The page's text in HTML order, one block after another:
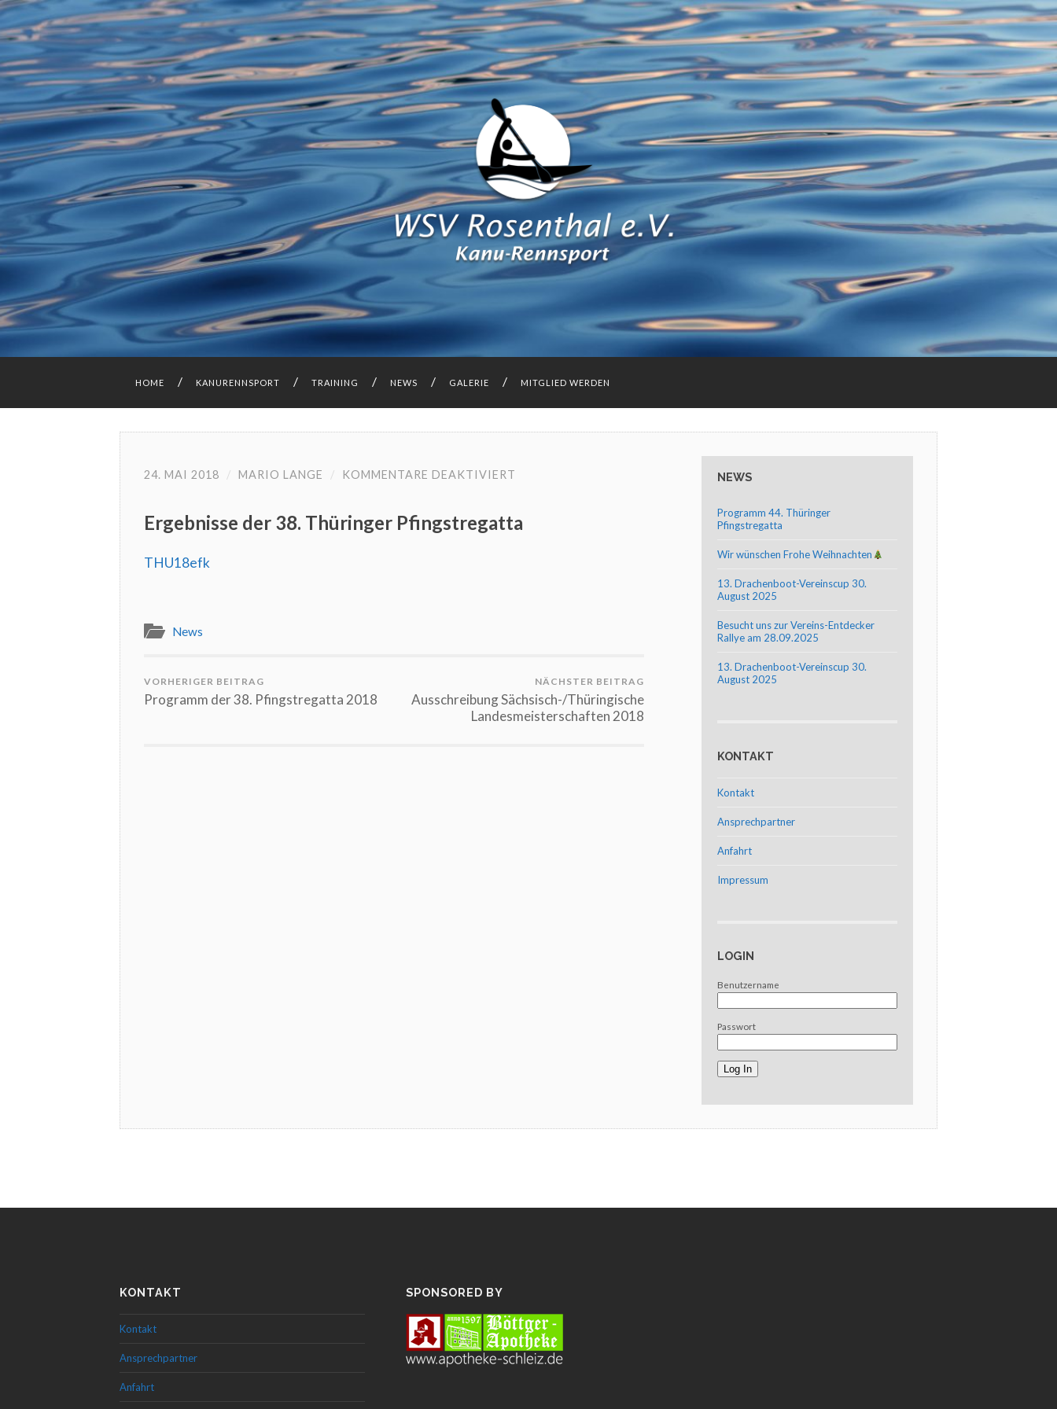
HOME KANURENNSPORT TRAINING NEWS GALERIE MITGLIED WERDEN
24. MAI 2018 / MARIO LANGE / KOMMENTARE DEAKTIVIERT
THÜRINGER
Ergebnisse der 38. Thüringer Pfingstregatta
THU18efk
News
VORHERIGER BEITRAG
Programm der 38. Pfingstregatta 2018
NÄCHSTER BEITRAG
Ausschreibung Sächsisch-/Thüringische
Landesmeisterschaften 2018
NEWS
Programm 44. Thüringer
Pfingstregatta
Wir wünschen Frohe Weihnachten
13. Drachenboot-Vereinscup 30.
August 2025
Besucht uns zur Vereins-Entdecker
Rallye am 28.09.2025
13. Drachenboot-Vereinscup 30.
August 2025
KONTAKT
Kontakt
Ansprechpartner
Anfahrt
Impressum
LOGIN
Benutzername
Passwort
KONTAKT
Kontakt
Ansprechpartner
Anfahrt
SPONSORED BY